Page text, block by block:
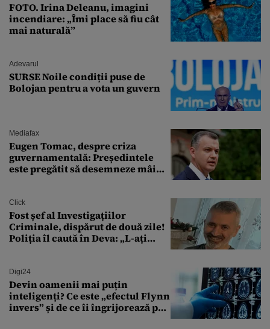
FOTO. Irina Deleanu, imagini
incendiare: „Îmi place să fiu cât
mai naturală”
Adevarul
SURSE Noile condiții puse de
Bolojan pentru a vota un guvern
Mediafax
Eugen Tomac, despre criza
guvernamentală: Președintele
este pregătit să desemneze mâine
Click
Fost șef al Investigațiilor
Criminale, dispărut de două zile!
Poliția îl caută în Deva: „L-ați
Digi24
Devin oamenii mai puțin
inteligenți? Ce este „efectul Flynn
invers” și de ce îi îngrijorează pe